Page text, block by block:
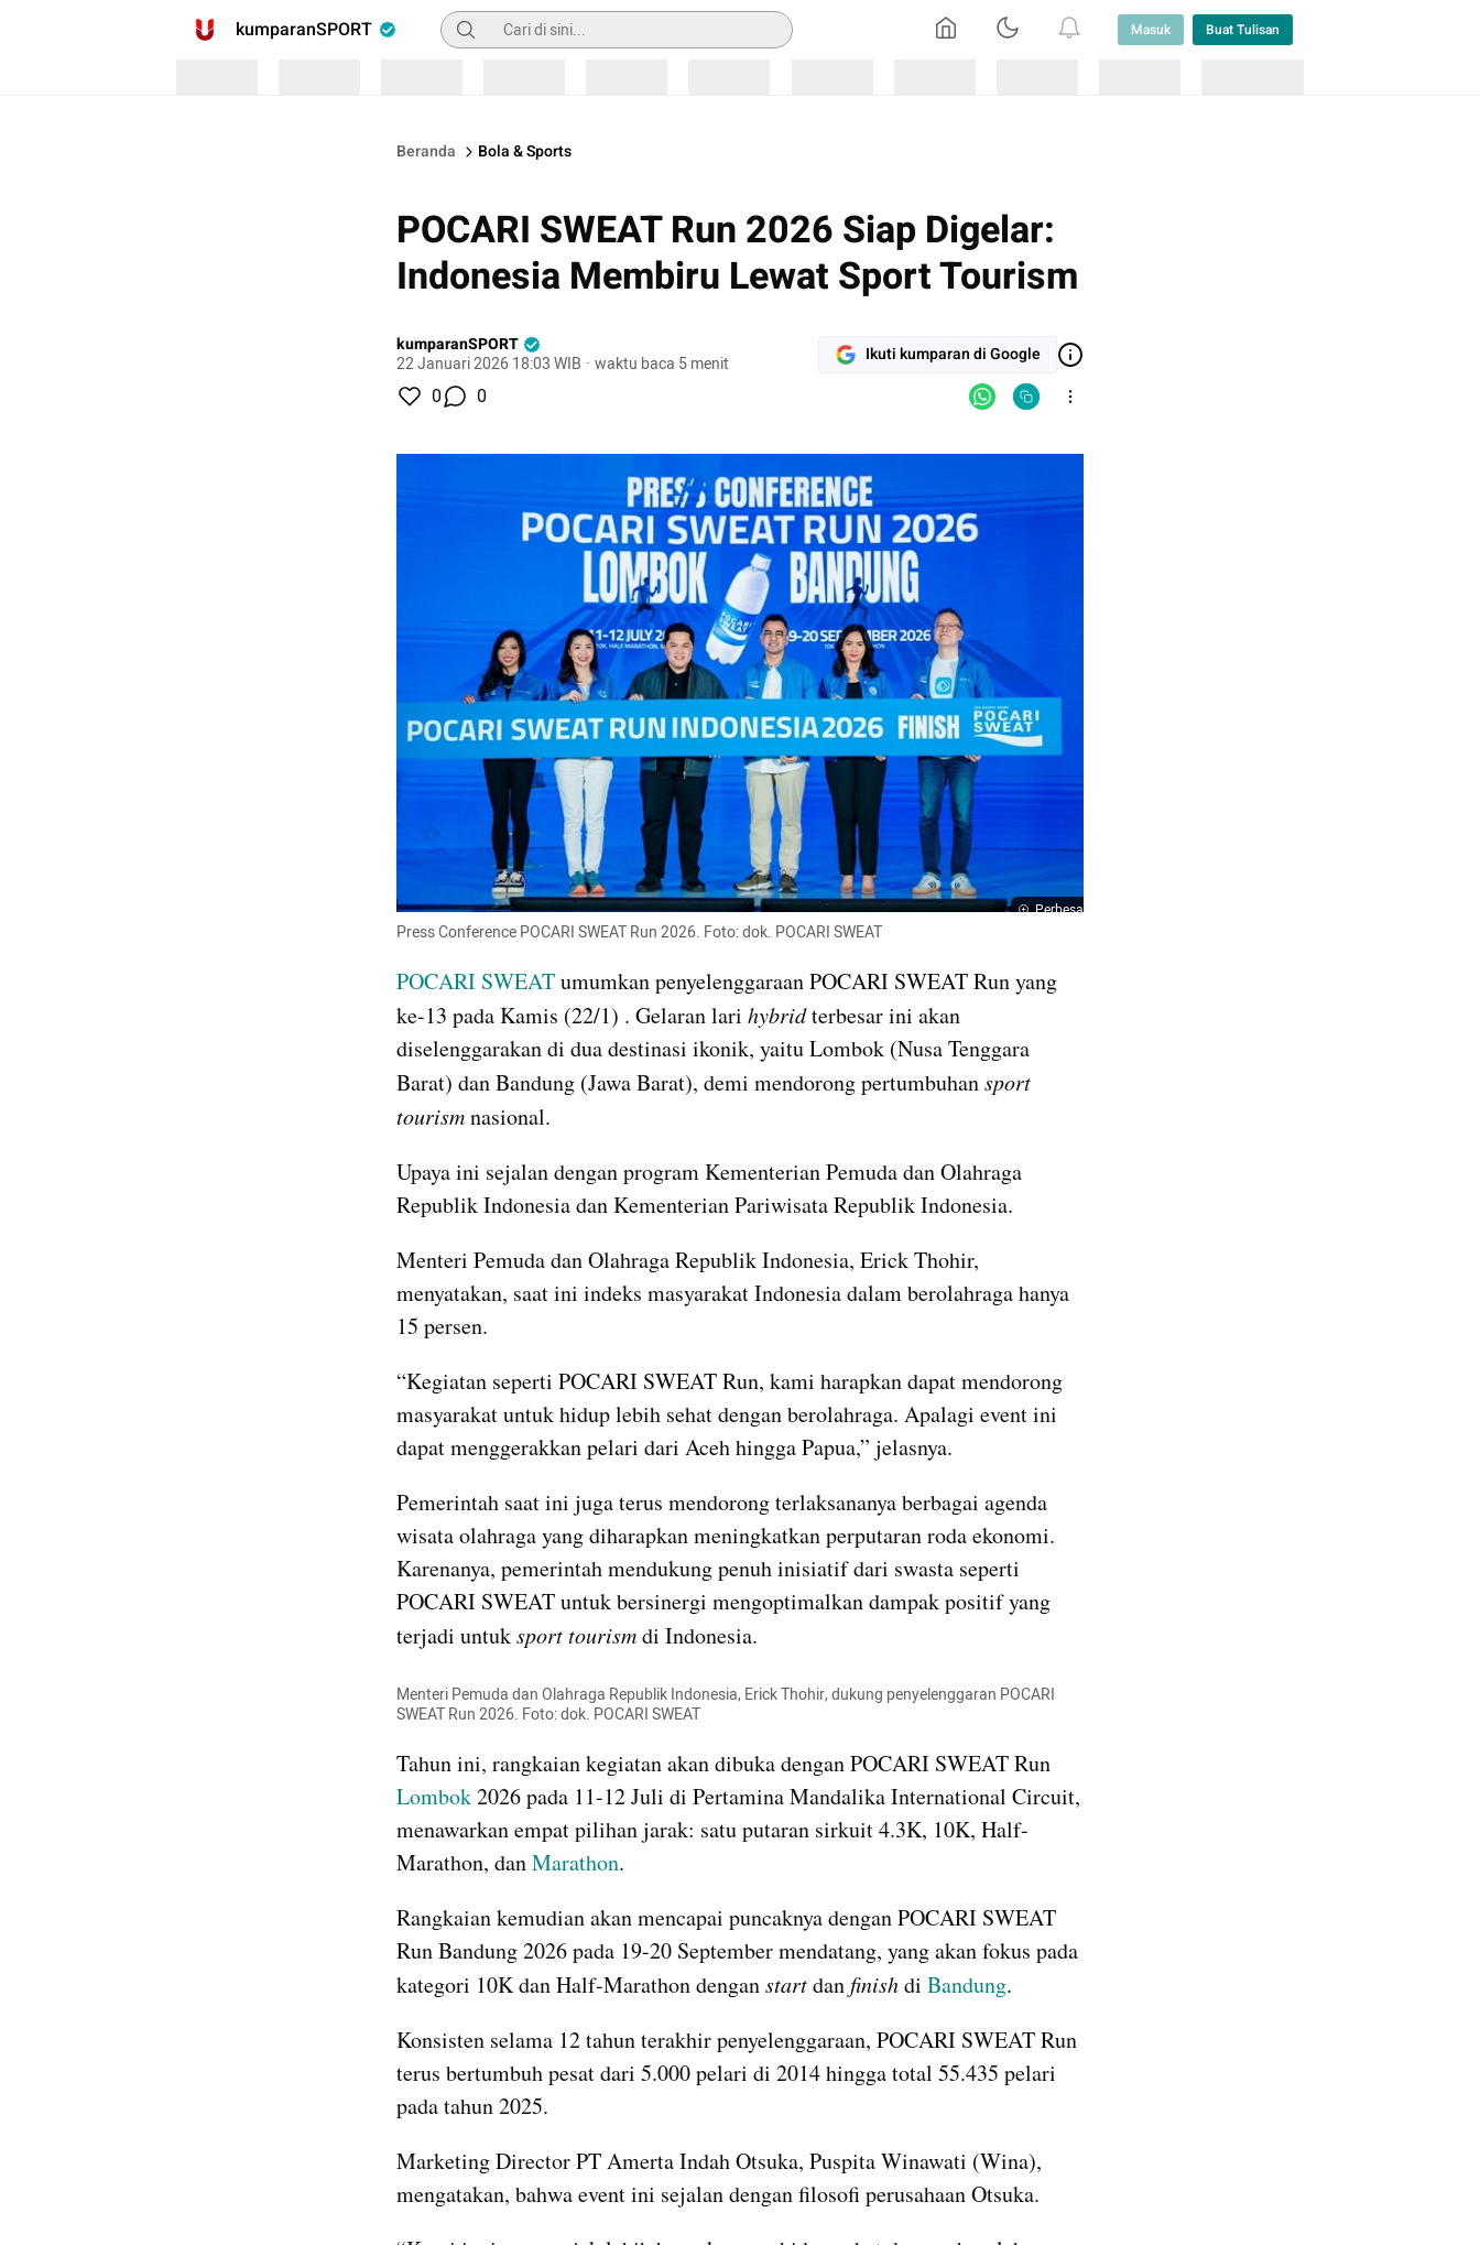
kumparanSPORT Pencarian Masuk Buat Tulisan
Beranda Bola & Sports
POCARI SWEAT Run 2026 Siap Digelar:
Indonesia Membiru Lewat Sport Tourism
kumparanSPORT
22 Januari 2026 18:03 WIB · waktu baca 5 menit Ikuti kumparan di Google
0 0
Perbesar
Press Conference POCARI SWEAT Run 2026. Foto: dok. POCARI SWEAT
POCARI SWEAT umumkan penyelenggaraan POCARI SWEAT Run yang
ke-13 pada Kamis (22/1) . Gelaran lari hybrid terbesar ini akan
diselenggarakan di dua destinasi ikonik, yaitu Lombok (Nusa Tenggara
Barat) dan Bandung (Jawa Barat), demi mendorong pertumbuhan sport
tourism nasional.
Upaya ini sejalan dengan program Kementerian Pemuda dan Olahraga
Republik Indonesia dan Kementerian Pariwisata Republik Indonesia.
Menteri Pemuda dan Olahraga Republik Indonesia, Erick Thohir,
menyatakan, saat ini indeks masyarakat Indonesia dalam berolahraga hanya
15 persen.
“Kegiatan seperti POCARI SWEAT Run, kami harapkan dapat mendorong
masyarakat untuk hidup lebih sehat dengan berolahraga. Apalagi event ini
dapat menggerakkan pelari dari Aceh hingga Papua,” jelasnya.
Pemerintah saat ini juga terus mendorong terlaksananya berbagai agenda
wisata olahraga yang diharapkan meningkatkan perputaran roda ekonomi.
Karenanya, pemerintah mendukung penuh inisiatif dari swasta seperti
POCARI SWEAT untuk bersinergi mengoptimalkan dampak positif yang
terjadi untuk sport tourism di Indonesia.
Menteri Pemuda dan Olahraga Republik Indonesia, Erick Thohir, dukung penyelenggaran POCARI
SWEAT Run 2026. Foto: dok. POCARI SWEAT
Lombok 2026 pada 11-12 Juli di Pertamina Mandalika International Circuit,
menawarkan empat pilihan jarak: satu putaran sirkuit 4.3K, 10K, Half-
Marathon, dan Marathon.
Rangkaian kemudian akan mencapai puncaknya dengan POCARI SWEAT
Run Bandung 2026 pada 19-20 September mendatang, yang akan fokus pada
kategori 10K dan Half-Marathon dengan start dan finish di Bandung.
Konsisten selama 12 tahun terakhir penyelenggaraan, POCARI SWEAT Run
terus bertumbuh pesat dari 5.000 pelari di 2014 hingga total 55.435 pelari
pada tahun 2025.
Marketing Director PT Amerta Indah Otsuka, Puspita Winawati (Wina),
mengatakan, bahwa event ini sejalan dengan filosofi perusahaan Otsuka.